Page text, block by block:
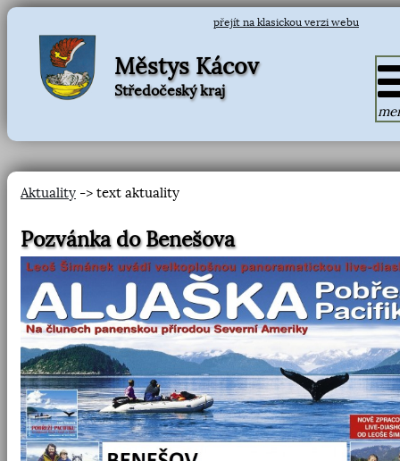
přejít na klasickou verzi webu
Městys Kácov
Středočeský kraj
Aktuality -> text aktuality
Pozvánka do Benešova